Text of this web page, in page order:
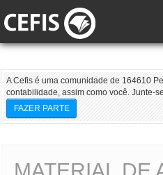
A Cefis é uma comunidade de 164610
contabilidade, assim como você. Junte-
FAZER PARTE